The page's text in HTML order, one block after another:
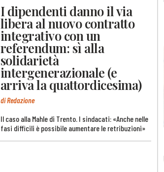
I dipendenti danno il via
libera al nuovo contratto
integrativo con un
referendum: sì alla
solidarietà
intergenerazionale (e
arriva la quattordicesima)
di Redazione
Il caso alla Mahle di Trento. I sindacati: «Anche nelle
fasi difficili è possibile aumentare le retribuzioni»